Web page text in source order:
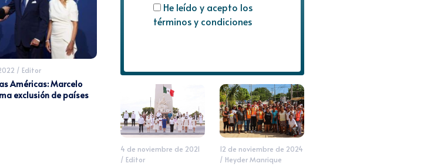
/ Editor
Américas: Marcelo
exclusión de países
He leído y acepto los
términos y condiciones
4 de noviembre de 2021
/ Editor
12 de noviembre de 2024
/ Heyder Manrique